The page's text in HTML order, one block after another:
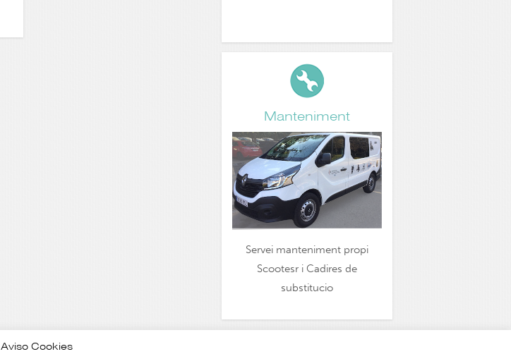
Manteniment
Servei manteniment propi
Scootesr i Cadires de
substitucio
Aviso Cookies